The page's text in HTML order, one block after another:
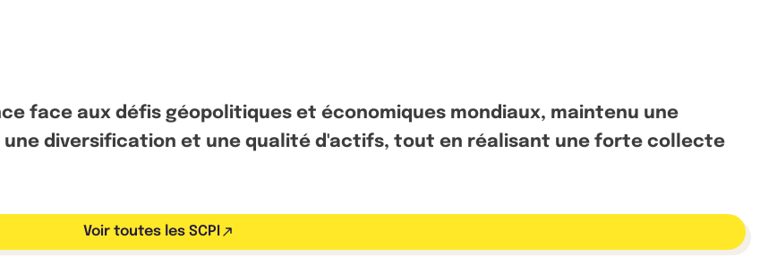
face aux défis géopolitiques et économiques mondiaux, maintenu une
une diversification et une qualité d'actifs, tout en réalisant une forte collecte
Voir toutes les SCPI